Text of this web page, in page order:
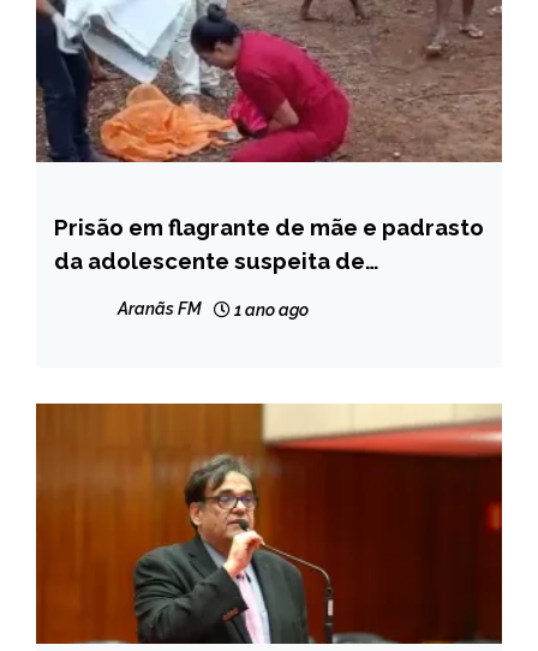
CAPELINHA
MINAS
Prisão em flagrante de mãe e padrasto
da adolescente suspeita de
vago, em Angelândia, é convertida a
Aranãs FM 1 ano ago